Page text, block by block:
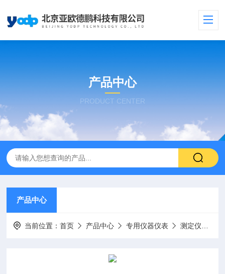
产品中心
PRODUCT CENTER
产品中心
当前位置：首页 产品中心 专用仪器仪表 测定仪